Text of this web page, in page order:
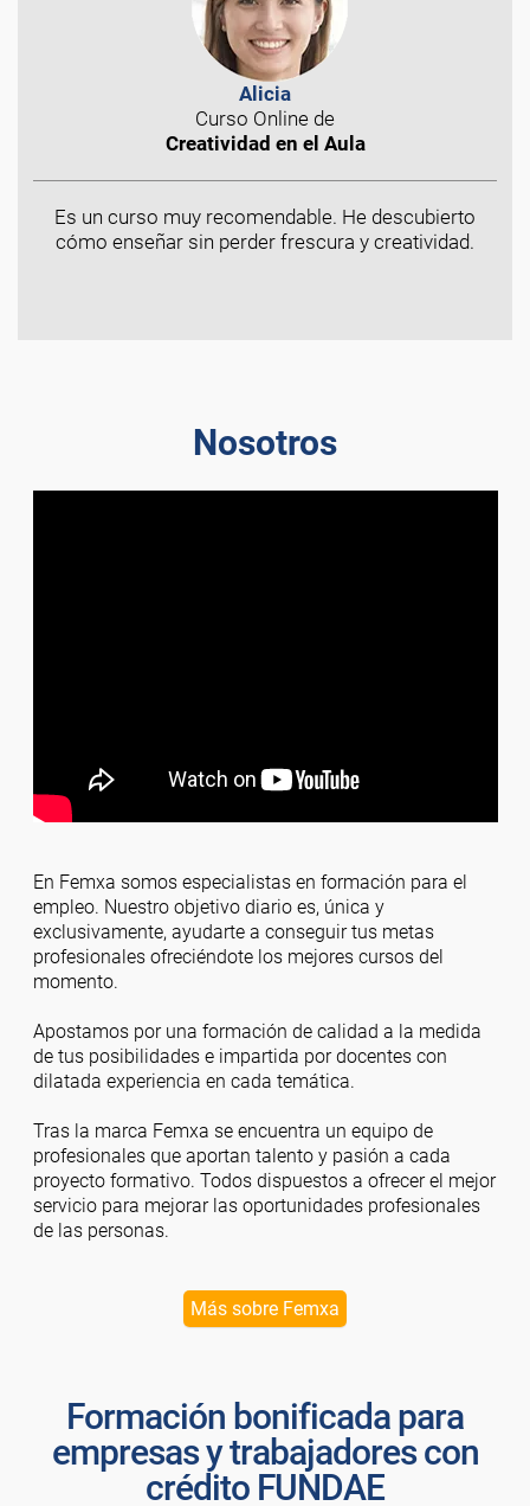
Alicia
Curso Online de
Creatividad en el Aula
Es un curso muy recomendable. He descubierto
cómo enseñar sin perder frescura y creatividad.
Nosotros
En Femxa somos especialistas en formación para el
empleo. Nuestro objetivo diario es, única y
exclusivamente, ayudarte a conseguir tus metas
profesionales ofreciéndote los mejores cursos del
momento.
Apostamos por una formación de calidad a la medida
de tus posibilidades e impartida por docentes con
dilatada experiencia en cada temática.
Tras la marca Femxa se encuentra un equipo de
profesionales que aportan talento y pasión a cada
proyecto formativo. Todos dispuestos a ofrecer el mejor
servicio para mejorar las oportunidades profesionales
de las personas.
Más sobre Femxa
Formación bonificada para
empresas y trabajadores con
crédito FUNDAE